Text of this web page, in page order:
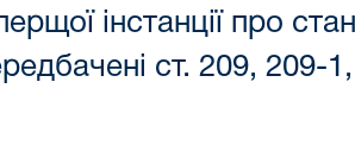
інстанції про
ст. 209,